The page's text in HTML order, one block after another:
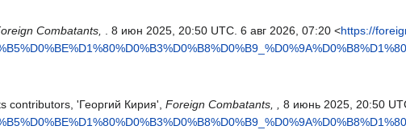
Combatants, . 8 июн 2025, 20:50 UTC. 6 авг 2026, 07:20 <https://
contributors, 'Георгий Кирия', Foreign Combatants, , 8 июнь 2025, 20:50